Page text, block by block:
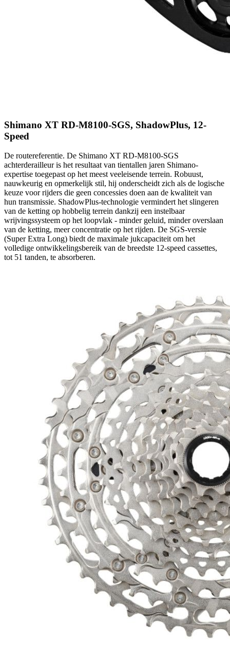
Shimano XT RD-M8100-SGS, ShadowPlus, 12-
Speed
De routereferentie. De Shimano XT RD-M8100-SGS
achterderailleur is het resultaat van tientallen jaren Shimano-
expertise toegepast op het meest veeleisende terrein. Robuust,
nauwkeurig en opmerkelijk stil, hij onderscheidt zich als de logische
keuze voor rijders die geen concessies doen aan de kwaliteit van
hun transmissie. ShadowPlus-technologie vermindert het slingeren
van de ketting op hobbelig terrein dankzij een instelbaar
wrijvingssysteem op het loopvlak - minder geluid, minder overslaan
van de ketting, meer concentratie op het rijden. De SGS-versie
(Super Extra Long) biedt de maximale jukcapaciteit om het
volledige ontwikkelingsbereik van de breedste 12-speed cassettes,
tot 51 tanden, te absorberen.